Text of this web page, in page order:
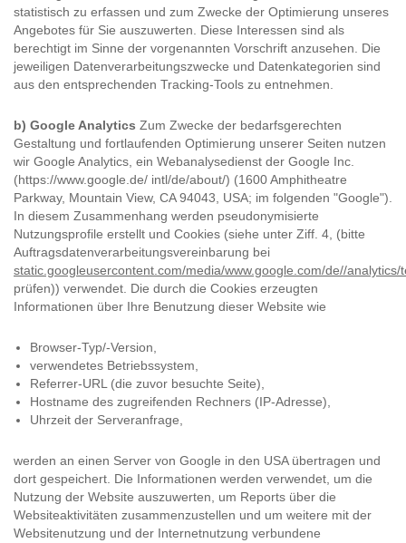
statistisch zu erfassen und zum Zwecke der Optimierung unseres
Angebotes für Sie auszuwerten. Diese Interessen sind als
berechtigt im Sinne der vorgenannten Vorschrift anzusehen. Die
jeweiligen Datenverarbeitungszwecke und Datenkategorien sind
aus den entsprechenden Tracking-Tools zu entnehmen.
b) Google Analytics Zum Zwecke der bedarfsgerechten
Gestaltung und fortlaufenden Optimierung unserer Seiten nutzen
wir Google Analytics, ein Webanalysedienst der Google Inc.
(https://www.google.de/ intl/de/about/) (1600 Amphitheatre
Parkway, Mountain View, CA 94043, USA; im folgenden "Google").
In diesem Zusammenhang werden pseudonymisierte
Nutzungsprofile erstellt und Cookies (siehe unter Ziff. 4, (bitte
Auftragsdatenverarbeitungsvereinbarung bei
static.googleusercontent.com/media/www.google.com/de//analytics/
prüfen)) verwendet. Die durch die Cookies erzeugten
Informationen über Ihre Benutzung dieser Website wie
Browser-Typ/-Version,
verwendetes Betriebssystem,
Referrer-URL (die zuvor besuchte Seite),
Hostname des zugreifenden Rechners (IP-Adresse),
Uhrzeit der Serveranfrage,
werden an einen Server von Google in den USA übertragen und
dort gespeichert. Die Informationen werden verwendet, um die
Nutzung der Website auszuwerten, um Reports über die
Websiteaktivitäten zusammenzustellen und um weitere mit der
Websitenutzung und der Internetnutzung verbundene